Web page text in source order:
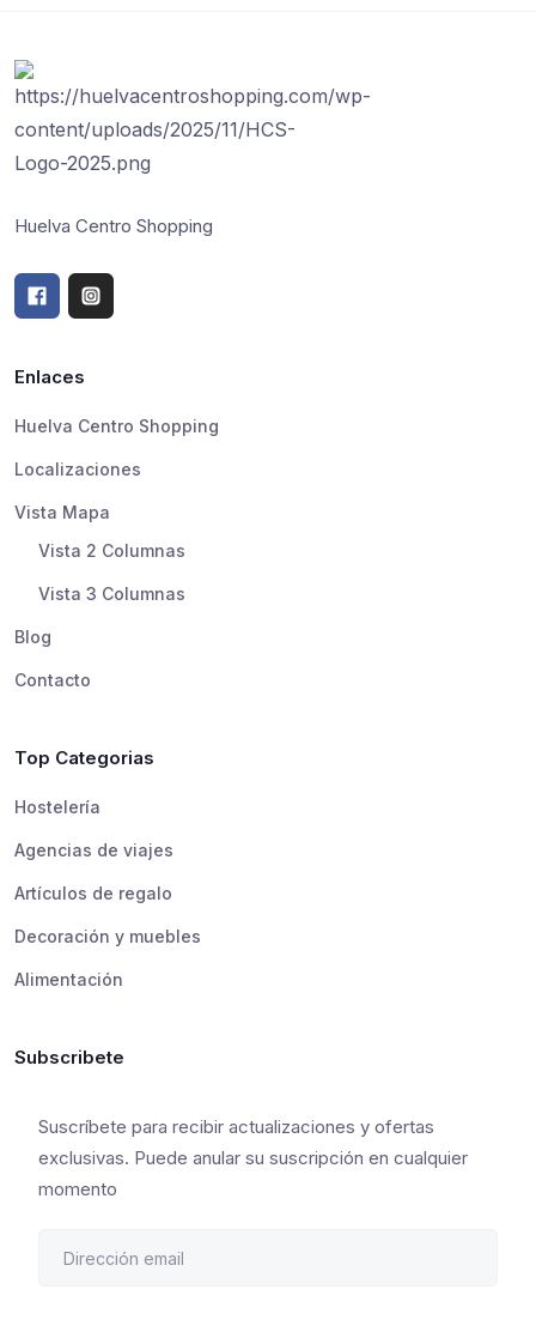
Huelva Centro Shopping
Enlaces
Huelva Centro Shopping
Localizaciones
Vista Mapa
Vista 2 Columnas
Vista 3 Columnas
Blog
Contacto
Top Categorias
Hostelería
Agencias de viajes
Artículos de regalo
Decoración y muebles
Alimentación
Subscribete
Suscríbete para recibir actualizaciones y ofertas
exclusivas. Puede anular su suscripción en cualquier
momento